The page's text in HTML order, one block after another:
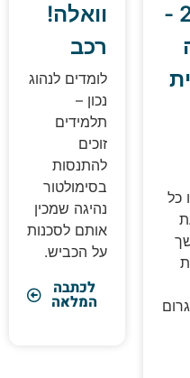
וואלה!
רכב
לומדים לנהוג
נכון –
תלמידים
להתנסות
בסימולטור
נהיגה שמכין
אותם לסכנות
על הכביש.
לכתבה
המלאה